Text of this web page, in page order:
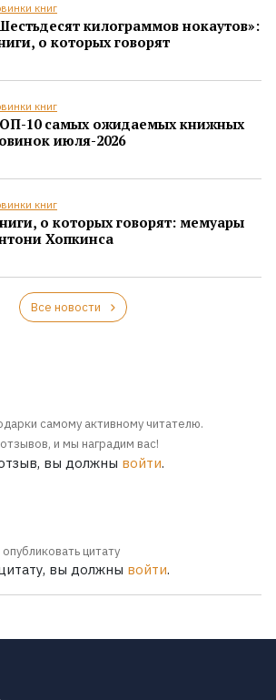
книг
килограммов нокаутов»:
о которых говорят
книг
10 самых ожидаемых книжных
июля-2026
книг
о которых говорят: мемуары
Хопкинса
Все новости
самому активному читателю.
и мы наградим вас!
вы должны войти.
цитату
вы должны войти.